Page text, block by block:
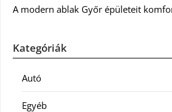
A modern ablak Győr épületeit
Kategóriák
Autó
Egyéb